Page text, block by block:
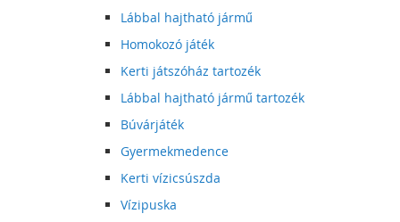
Lábbal hajtható jármű
Homokozó játék
Kerti játszóház tartozék
Lábbal hajtható jármű tartozék
Búvárjáték
Gyermekmedence
Kerti vízicsúszda
Vízipuska